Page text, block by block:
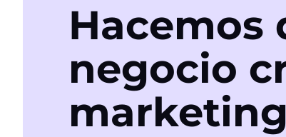
Hacemos
negocio